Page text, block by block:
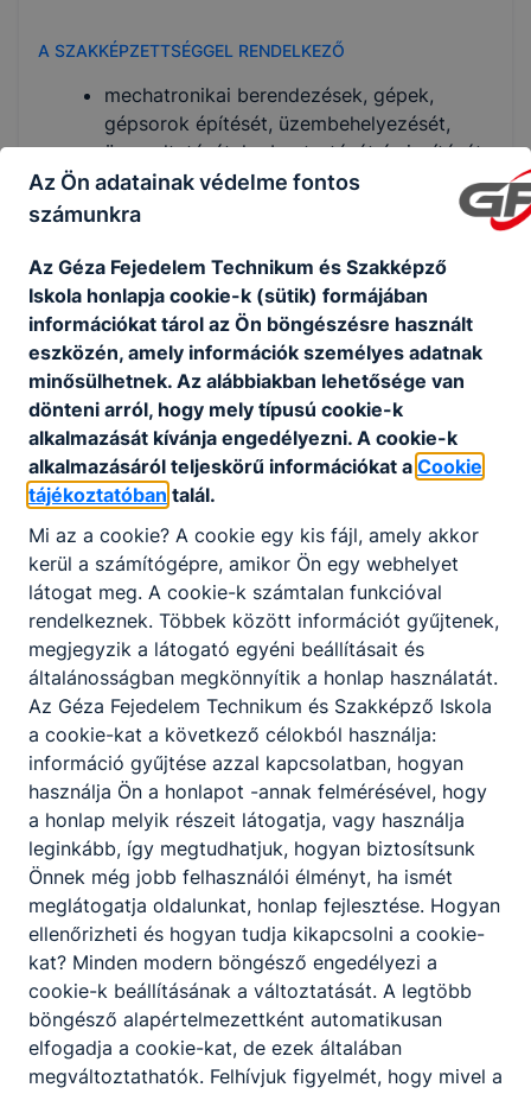
A SZAKKÉPZETTSÉGGEL RENDELKEZŐ
mechatronikai berendezések, gépek,
gépsorok építését, üzembehelyezését,
üzemeltetését, karbantartását és javítását
végzi;
munkája során a műszaki dokumentáció, a
pneumatikus és hidraulikus kapcsolási
rajzok alapján a berendezések elektromos
és gépészeti részeit építi össze;
a zavartalan üzemvitelhez szükséges
beállításokat elvégzi;
feltölti a vezérlőprogramokat, azokat
szükség szerint beállítja;
üzemzavar esetén a rendelkezésre álló
dokumentáció alapján, műszeres
vizsgálatok segítségével hibabehatárolást
végez;
a szükséges alkatrészek,
alkatrészcsoportok, javításával, cseréjével,
beállításával elhárítja az üzemzavarokat.
ISKOLASPECIFIKUS INFORMÁCIÓK A KÉPZÉSHEZ
Kód: 0051
A lehetséges szakképzettség kimenete(k):
Mechatronikai technikus
Az első idegen nyelv a következő(k egyike):
angol, német
A tanulmányi területre beszédfogyatékos,
autizmus spektrum zavarral küzdő, egyéb
pszichés fejlődési zavarral (súlyos tanulási,
figyelem- vagy magatartásszabályozási
zavarral) küzdő tanulók is jelentkezhetnek
Felvétel a tanulmányi eredmények alapján
Az Ön adatainak védelme fontos
számunkra
Az Géza Fejedelem Technikum és Szakképző
Iskola honlapja cookie-k (sütik) formájában
információkat tárol az Ön böngészésre használt
eszközén, amely információk személyes adatnak
minősülhetnek. Az alábbiakban lehetősége van
dönteni arról, hogy mely típusú cookie-k
alkalmazását kívánja engedélyezni. A cookie-k
alkalmazásáról teljeskörű információkat a Cookie
tájékoztatóban talál.
Mi az a cookie? A cookie egy kis fájl, amely akkor
kerül a számítógépre, amikor Ön egy webhelyet
látogat meg. A cookie-k számtalan funkcióval
rendelkeznek. Többek között információt gyűjtenek,
megjegyzik a látogató egyéni beállításait és
általánosságban megkönnyítik a honlap használatát.
Az Géza Fejedelem Technikum és Szakképző Iskola
a cookie-kat a következő célokból használja:
információ gyűjtése azzal kapcsolatban, hogyan
használja Ön a honlapot -annak felmérésével, hogy
a honlap melyik részeit látogatja, vagy használja
leginkább, így megtudhatjuk, hogyan biztosítsunk
Önnek még jobb felhasználói élményt, ha ismét
meglátogatja oldalunkat, honlap fejlesztése. Hogyan
ellenőrizheti és hogyan tudja kikapcsolni a cookie-
kat? Minden modern böngésző engedélyezi a
cookie-k beállításának a változtatását. A legtöbb
böngésző alapértelmezettként automatikusan
elfogadja a cookie-kat, de ezek általában
megváltoztathatók. Felhívjuk figyelmét, hogy mivel a